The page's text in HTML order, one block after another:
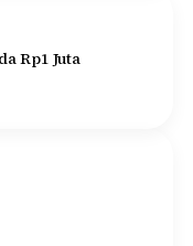
Rp1 Juta